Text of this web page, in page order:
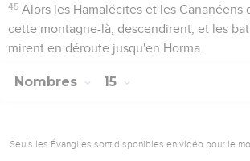
45 Alors les Hamalécites et les Cananéens
cette montagne-là, descendirent, et les
mirent en déroute jusqu'en Horma.
Nombres 15
Seuls les Évangiles sont disponibles en vidéo pour le